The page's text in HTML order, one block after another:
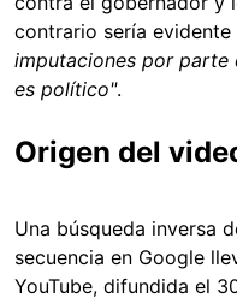
contrario sería evidente
imputaciones por parte
es político".
Origen del
Una búsqueda inversa
secuencia en Google
YouTube, difundida el